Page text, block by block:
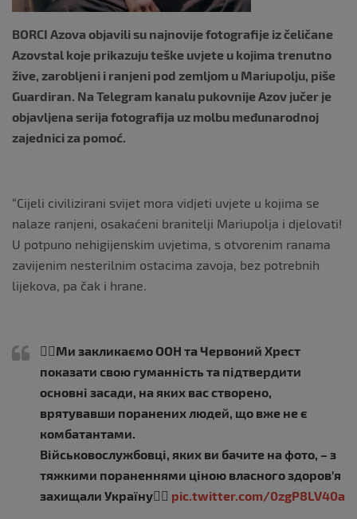
BORCI Azova objavili su najnovije fotografije iz čeličane
Azovstal koje prikazuju teške uvjete u kojima trenutno
žive, zarobljeni i ranjeni pod zemljom u Mariupolju, piše
Guardiran. Na Telegram kanalu pukovnije Azov jučer je
objavljena serija fotografija uz molbu međunarodnoj
zajednici za pomoć.
“Cijeli civilizirani svijet mora vidjeti uvjete u kojima se
nalaze ranjeni, osakaćeni branitelji Mariupolja i djelovati!
U potpuno nehigijenskim uvjetima, s otvorenim ranama
zavijenim nesterilnim ostacima zavoja, bez potrebnih
lijekova, pa čak i hrane.
👆🏼Ми закликаємо ООН та Червоний Хрест
показати свою гуманність та підтвердити
основні засади, на яких вас створено,
врятувавши поранених людей, що вже не є
комбатантами.
Військовослужбовці, яких ви бачите на фото, – з
тяжкими пораненнями ціною власного здоров'я
захищали Україну👇🏼 pic.twitter.com/0zgP8LV40a